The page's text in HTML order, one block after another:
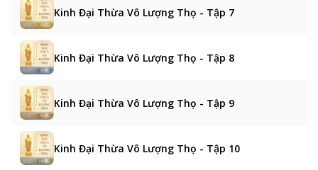
Kinh Đại Thừa Vô Lượng Thọ - Tập 7
Kinh Đại Thừa Vô Lượng Thọ - Tập 8
Kinh Đại Thừa Vô Lượng Thọ - Tập 9
Kinh Đại Thừa Vô Lượng Thọ - Tập 10